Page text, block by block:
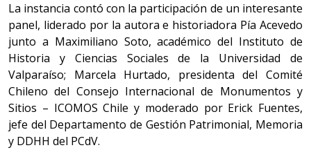
La instancia contó con la participación de un interesante
panel, liderado por la autora e historiadora Pía Acevedo
junto a Maximiliano Soto, académico del Instituto de
Historia y Ciencias Sociales de la Universidad de
Valparaíso; Marcela Hurtado, presidenta del Comité
Chileno del Consejo Internacional de Monumentos y
Sitios – ICOMOS Chile y moderado por Erick Fuentes,
jefe del Departamento de Gestión Patrimonial, Memoria
y DDHH del PCdV.